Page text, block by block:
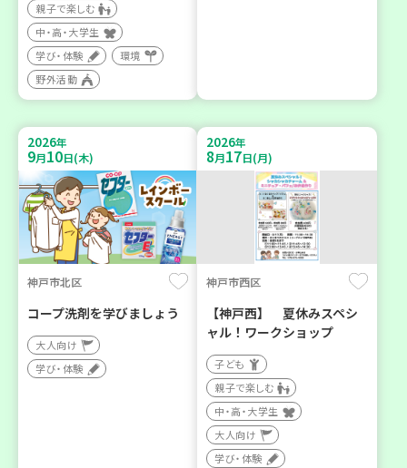
親子で楽しむ
中・高・大学生
学び・体験
環境
野外活動
2026年
9月10日(木)
神戸市北区
コープ洗剤を学びましょう
大人向け
学び・体験
2026年
8月17日(月)
神戸市西区
【神戸西】 夏休みスペシ
ャル！ワークショップ
子ども
親子で楽しむ
中・高・大学生
大人向け
学び・体験